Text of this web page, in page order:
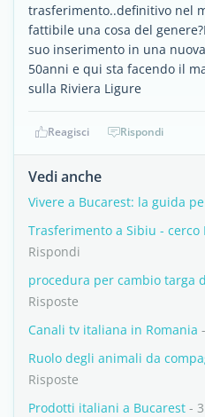
trasferimento..definitivo nel
fattibile una cosa del
suo inserimento in una
50anni e qui sta facendo il
sulla Riviera Ligure
Reagisci Rispondi
Vedi anche
Vivere a Bucarest: la guida
Trasferimento a Sibiu -
Rispondi
procedura per cambio targa
Risposte
Canali tv italiana in Romania
Ruolo degli animali da
Risposte
Prodotti italiani a Bucarest -